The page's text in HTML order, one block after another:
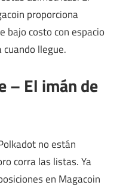
proporciona
bajo costo con espacio
llegue.
– El imán de
no están
corra las listas. Ya
en Magacoin